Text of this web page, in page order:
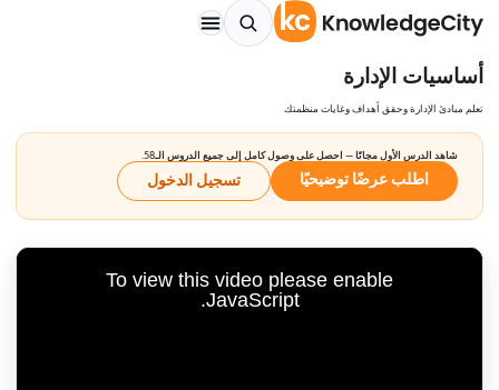
أساسيات الإدارة
تعلم مبادئ الإدارة وحقق أهداف وغايات منظمتك
شاهد الدرس الأول مجانًا — احصل على وصول كامل إلى جميع الدروس الـ58.
اطلب عرضًا توضيحيًا تسجيل الدخول
To view this video please enable
JavaScript.